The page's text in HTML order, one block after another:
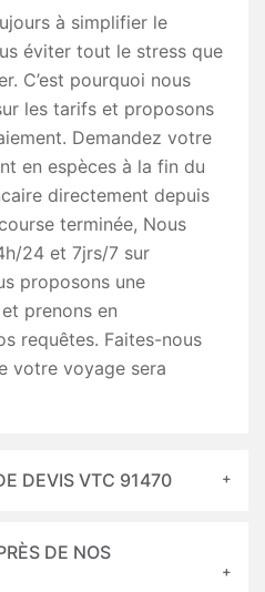
à simplifier le
éviter tout le stress que
C’est pourquoi nous
les tarifs et proposons
Demandez votre
en espèces à la fin du
directement depuis
terminée, Nous
24 et 7jrs/7 sur
proposons une
prenons en
requêtes. Faites-nous
votre voyage sera
DEVIS VTC 91470
DE NOS